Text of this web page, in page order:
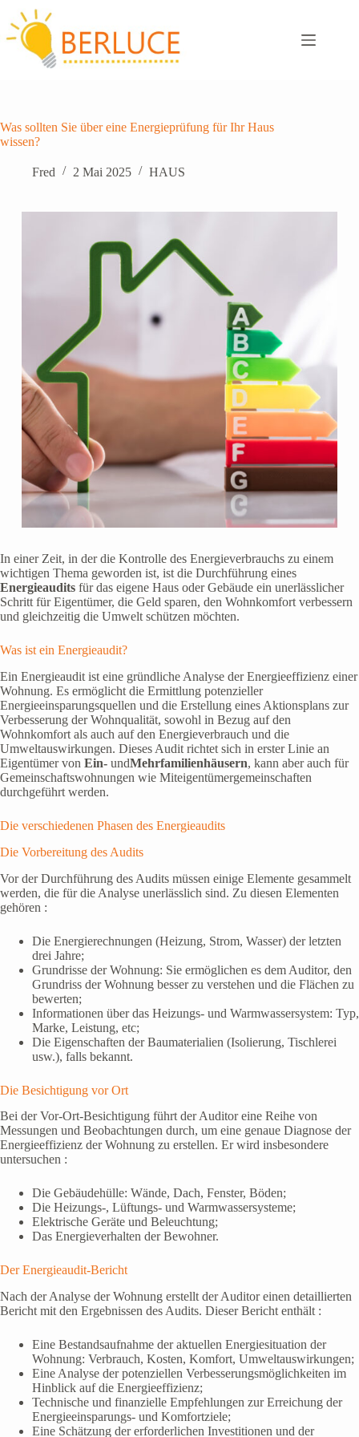
Inhalt
springen
Was sollten Sie über eine Energieprüfung für Ihr Haus
wissen?
Fred 2 Mai 2025 HAUS
In einer Zeit, in der die Kontrolle des Energieverbrauchs zu einem
wichtigen Thema geworden ist, ist die Durchführung eines
Energieaudits für das eigene Haus oder Gebäude ein unerlässlicher
Schritt für Eigentümer, die Geld sparen, den Wohnkomfort verbessern
und gleichzeitig die Umwelt schützen möchten.
Was ist ein Energieaudit?
Ein Energieaudit ist eine gründliche Analyse der Energieeffizienz einer
Wohnung. Es ermöglicht die Ermittlung potenzieller
Energieeinsparungsquellen und die Erstellung eines Aktionsplans zur
Verbesserung der Wohnqualität, sowohl in Bezug auf den
Wohnkomfort als auch auf den Energieverbrauch und die
Umweltauswirkungen. Dieses Audit richtet sich in erster Linie an
Eigentümer von Ein- undMehrfamilienhäusern, kann aber auch für
Gemeinschaftswohnungen wie Miteigentümergemeinschaften
durchgeführt werden.
Die verschiedenen Phasen des Energieaudits
Die Vorbereitung des Audits
Vor der Durchführung des Audits müssen einige Elemente gesammelt
werden, die für die Analyse unerlässlich sind. Zu diesen Elementen
gehören :
Die Energierechnungen (Heizung, Strom, Wasser) der letzten
drei Jahre;
Grundrisse der Wohnung: Sie ermöglichen es dem Auditor, den
Grundriss der Wohnung besser zu verstehen und die Flächen zu
bewerten;
Informationen über das Heizungs- und Warmwassersystem: Typ,
Marke, Leistung, etc;
Die Eigenschaften der Baumaterialien (Isolierung, Tischlerei
usw.), falls bekannt.
Die Besichtigung vor Ort
Bei der Vor-Ort-Besichtigung führt der Auditor eine Reihe von
Messungen und Beobachtungen durch, um eine genaue Diagnose der
Energieeffizienz der Wohnung zu erstellen. Er wird insbesondere
untersuchen :
Die Gebäudehülle: Wände, Dach, Fenster, Böden;
Die Heizungs-, Lüftungs- und Warmwassersysteme;
Elektrische Geräte und Beleuchtung;
Das Energieverhalten der Bewohner.
Der Energieaudit-Bericht
Nach der Analyse der Wohnung erstellt der Auditor einen detaillierten
Bericht mit den Ergebnissen des Audits. Dieser Bericht enthält :
Eine Bestandsaufnahme der aktuellen Energiesituation der
Wohnung: Verbrauch, Kosten, Komfort, Umweltauswirkungen;
Eine Analyse der potenziellen Verbesserungsmöglichkeiten im
Hinblick auf die Energieeffizienz;
Technische und finanzielle Empfehlungen zur Erreichung der
Energieeinsparungs- und Komfortziele;
Eine Schätzung der erforderlichen Investitionen und der